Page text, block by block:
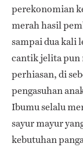
perekonomian
merah hasil
sampai dua kali
cantik jelita pun
perhiasan, di
pengasuhan
Ibumu selalu
sayur mayur
kebutuhan